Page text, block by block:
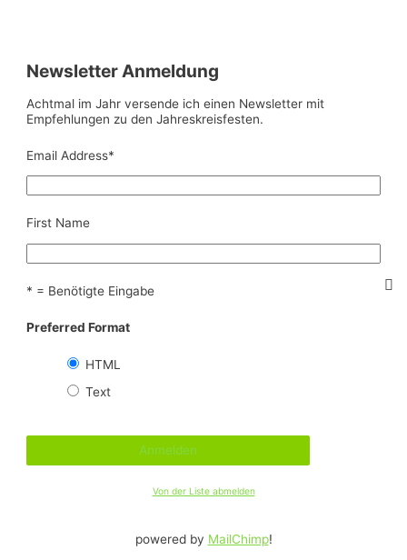
Newsletter Anmeldung
Achtmal im Jahr versende ich einen Newsletter mit
Empfehlungen zu den Jahreskreisfesten.
Email Address*
First Name
* = Benötigte Eingabe
Preferred Format
HTML
Text
Von der Liste abmelden
powered by MailChimp!